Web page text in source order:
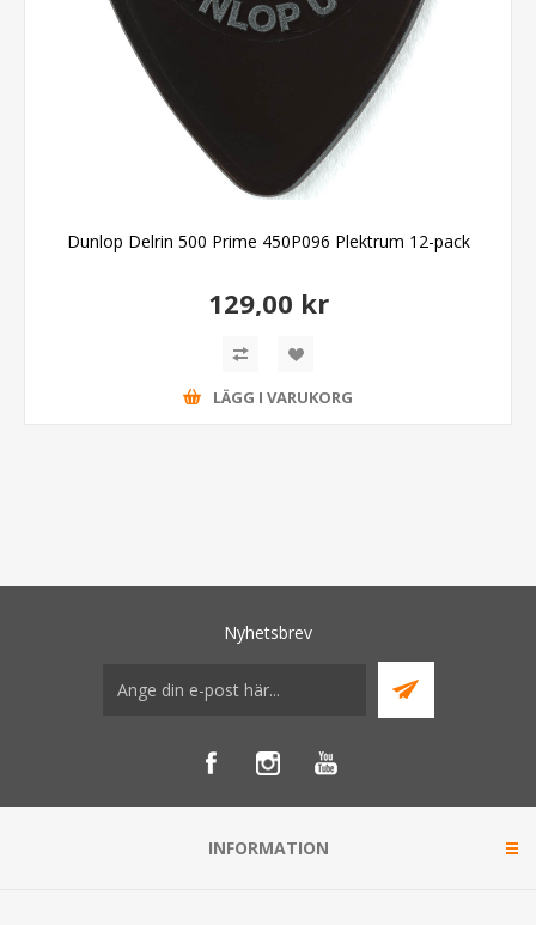
Dunlop Delrin 500 Prime 450P096 Plektrum 12-pack
129,00 kr
LÄGG I VARUKORG
Nyhetsbrev
INFORMATION